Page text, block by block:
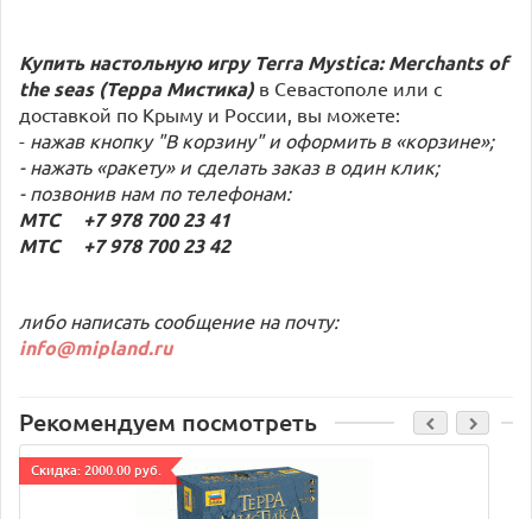
Купить настольную игру Terra Mystica: Merchants of
the seas (Терра Мистика) в Севастополе или с
доставкой по Крыму и России, вы можете:
- нажав кнопку "В корзину" и оформить в «корзине»;
- нажать «ракету» и сделать заказ в один клик;
- позвонив нам по телефонам:
МТС +7 978 700 23 41
МТС +7 978 700 23 42
либо написать сообщение на почту:
info@mipland.ru
Рекомендуем посмотреть
Cкидка: 2000.00 руб.